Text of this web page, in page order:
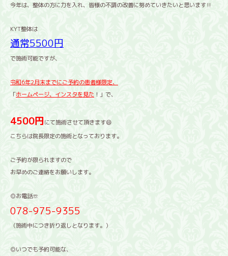
今年は、整体の方に力を入れ、皆様の不調の改善に努めていきたいと思います‼️
KYT整体は
通常5500円
で施術可能ですが、
令和6年2月末までにご予約の患者様限定、
「ホームページ、インスタを見た ！」で、
4500円にて施術させて頂きます😄
こちらは院長限定の施術となっております。
ご予約が限られますので
お早めのご連絡をお願いします。
◎お電話☏
078-975-9355
（施術中につき折り返しとなります。）
◎いつでも予約可能な、